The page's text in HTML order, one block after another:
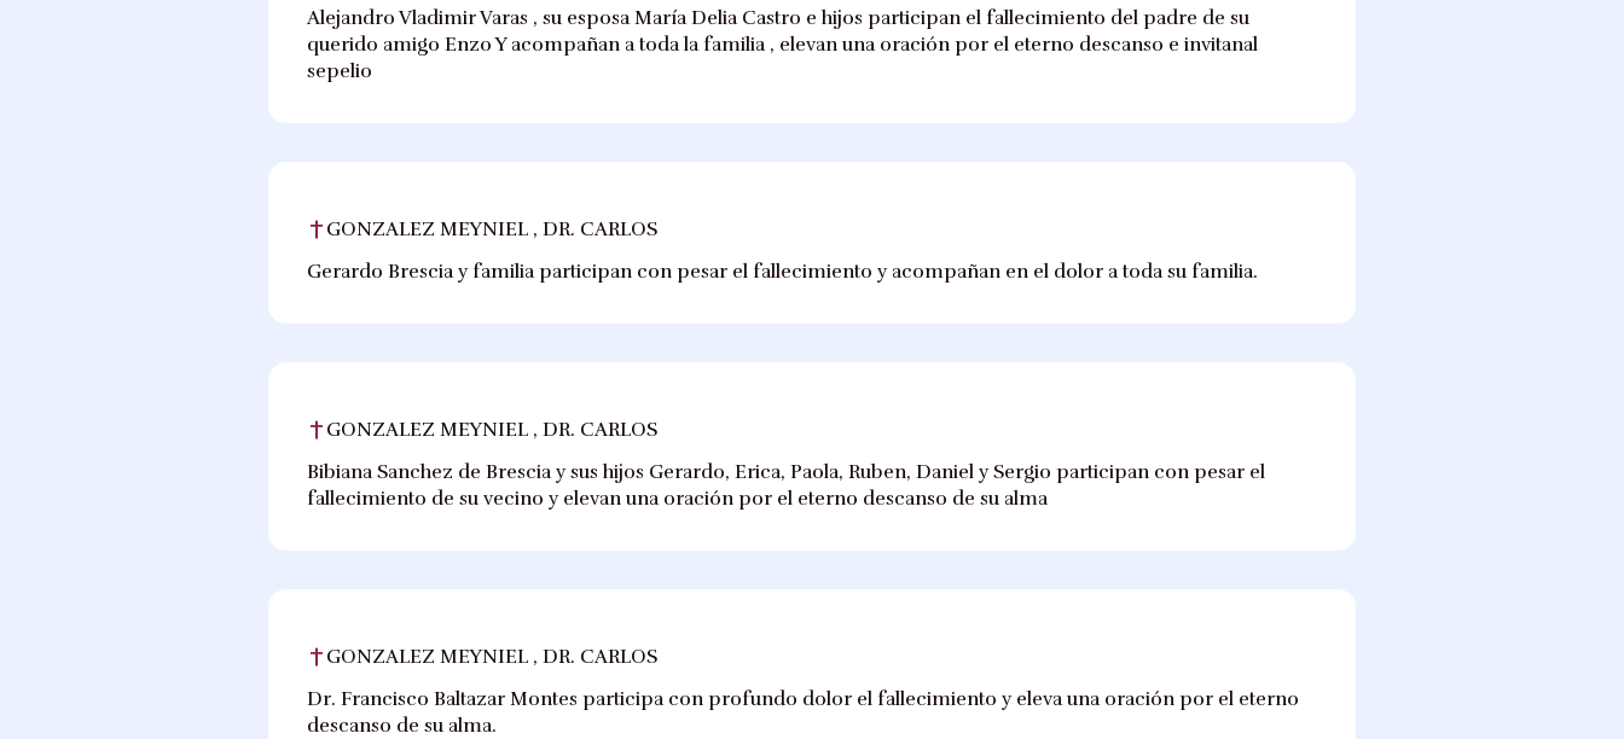
Alejandro Vladimir Varas , su esposa María Delia Castro e hijos participan el fallecimiento del padre de su
querido amigo Enzo Y acompañan a toda la familia , elevan una oración por el eterno descanso e invitanal
sepelio
GONZALEZ MEYNIEL , DR. CARLOS
Gerardo Brescia y familia participan con pesar el fallecimiento y acompañan en el dolor a toda su familia.
GONZALEZ MEYNIEL , DR. CARLOS
Bibiana Sanchez de Brescia y sus hijos Gerardo, Erica, Paola, Ruben, Daniel y Sergio participan con pesar el
fallecimiento de su vecino y elevan una oración por el eterno descanso de su alma
GONZALEZ MEYNIEL , DR. CARLOS
Dr. Francisco Baltazar Montes participa con profundo dolor el fallecimiento y eleva una oración por el eterno
descanso de su alma.